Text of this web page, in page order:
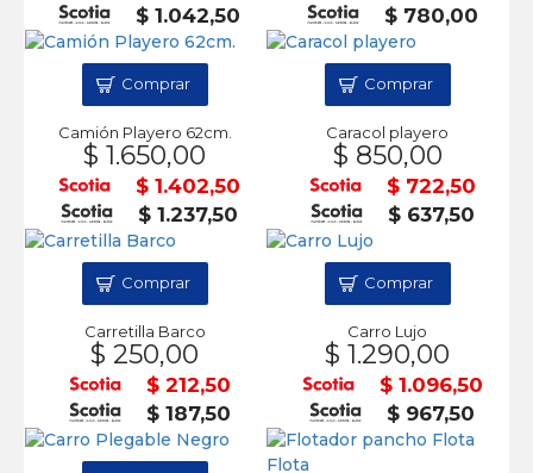
$ 1.042,50
$ 780,00
Camión Playero 62cm.
$ 1.650,00
$ 1.402,50
$ 1.237,50
Comprar
Caracol playero
$ 850,00
$ 722,50
$ 637,50
Comprar
Carretilla Barco
$ 250,00
$ 212,50
$ 187,50
Comprar
Carro Lujo
$ 1.290,00
$ 1.096,50
$ 967,50
Comprar